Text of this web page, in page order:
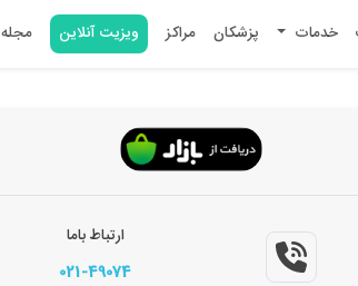
خدمات پزشکان مراکز ویزیت آنلاین مجله
ارتباط باما
021-49074